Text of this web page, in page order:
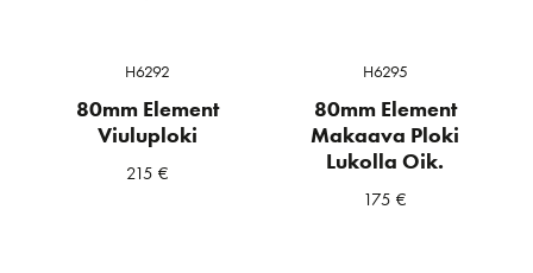
H6292
80mm Element
Viuluploki
215€
H6295
80mm Element
Makaava Ploki
Lukolla Oik.
175€